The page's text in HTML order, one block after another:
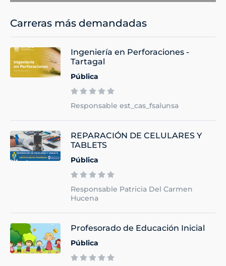
Carreras más demandadas
Ingeniería en Perforaciones -
Tartagal
Pública
Responsable est_cas_fsalunsa
REPARACIÓN DE CELULARES Y
TABLETS
Pública
Responsable Patricia Del Carmen
Hucena
Profesorado de Educación Inicial
Pública